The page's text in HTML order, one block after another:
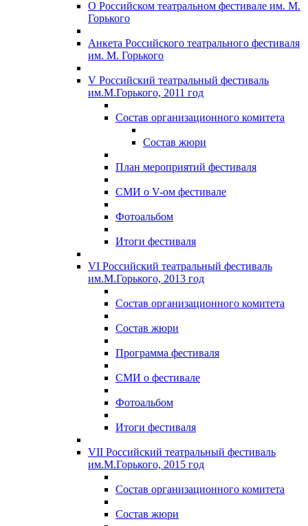
О Российском театральном фестивале им. М.
Горького
Анкета Российского театрального фестиваля
им. М. Горького
V Российский театральный фестиваль
им.М.Горького, 2011 год
Состав организационного комитета
Состав жюри
План мероприятий фестиваля
СМИ о V-ом фестивале
Фотоальбом
Итоги фестиваля
VI Российский театральный фестиваль
им.М.Горького, 2013 год
Состав организационного комитета
Состав жюри
Программа фестиваля
СМИ о фестивале
Фотоальбом
Итоги фестиваля
VII Российский театральный фестиваль
им.М.Горького, 2015 год
Состав организационного комитета
Состав жюри